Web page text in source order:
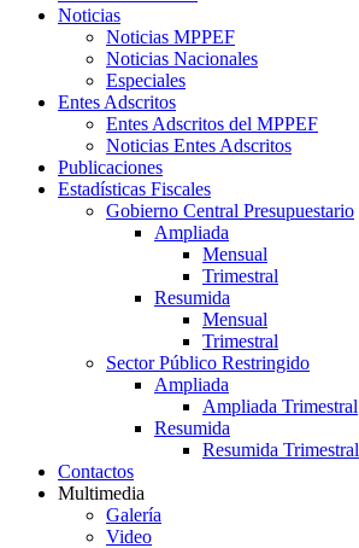
Noticias
Noticias MPPEF
Noticias Nacionales
Especiales
Entes Adscritos
Entes Adscritos del MPPEF
Noticias Entes Adscritos
Publicaciones
Estadísticas Fiscales
Gobierno Central Presupuestario
Ampliada
Mensual
Trimestral
Resumida
Mensual
Trimestral
Sector Público Restringido
Ampliada
Ampliada Trimestral
Resumida
Resumida Trimestral
Contactos
Multimedia
Galería
Video